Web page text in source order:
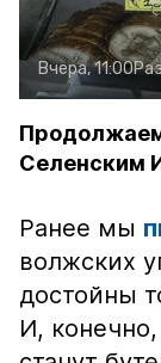
Вчера, 11:00
Селенским
Ранее мы
волжских
достойны
И,